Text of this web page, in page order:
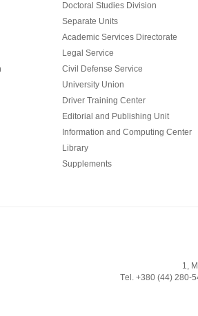
Doctoral Studies Division
Separate Units
Academic Services Directorate
Legal Service
Civil Defense Service
University Union
Driver Training Center
Editorial and Publishing Unit
Information and Computing Center
Library
Supplements
1,
Тel. +380 (44) 280-